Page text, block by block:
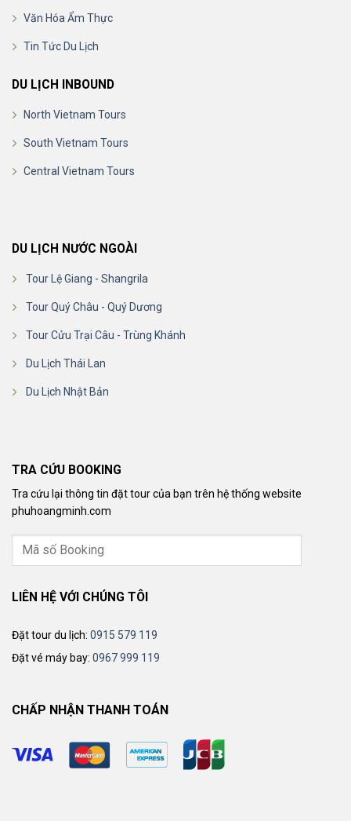
Văn Hóa Ẩm Thực
Tin Tức Du Lịch
DU LỊCH INBOUND
North Vietnam Tours
South Vietnam Tours
Central Vietnam Tours
DU LỊCH NƯỚC NGOÀI
Tour Lệ Giang - Shangrila
Tour Quý Châu - Quý Dương
Tour Cửu Trại Câu - Trùng Khánh
Du Lịch Thái Lan
Du Lịch Nhật Bản
TRA CỨU BOOKING
Tra cứu lại thông tin đặt tour của bạn trên hệ thống website
phuhoangminh.com
LIÊN HỆ VỚI CHÚNG TÔI
Đặt tour du lịch: 0915 579 119
Đặt vé máy bay: 0967 999 119
CHẤP NHẬN THANH TOÁN